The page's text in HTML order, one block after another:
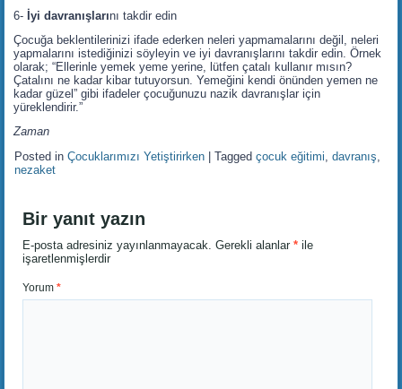
6- İyi davranışlarını takdir edin
Çocuğa beklentilerinizi ifade ederken neleri yapmamalarını değil, neleri
yapmalarını istediğinizi söyleyin ve iyi davranışlarını takdir edin. Örnek
olarak; “Ellerinle yemek yeme yerine, lütfen çatalı kullanır mısın?
Çatalını ne kadar kibar tutuyorsun. Yemeğini kendi önünden yemen ne
kadar güzel” gibi ifadeler çocuğunuzu nazik davranışlar için
yüreklendirir.”
Zaman
Posted in Çocuklarımızı Yetiştirirken |Tagged çocuk eğitimi,davranış,
nezaket
Bir yanıt yazın
E-posta adresiniz yayınlanmayacak. Gerekli alanlar* ile
işaretlenmişlerdir
Yorum*